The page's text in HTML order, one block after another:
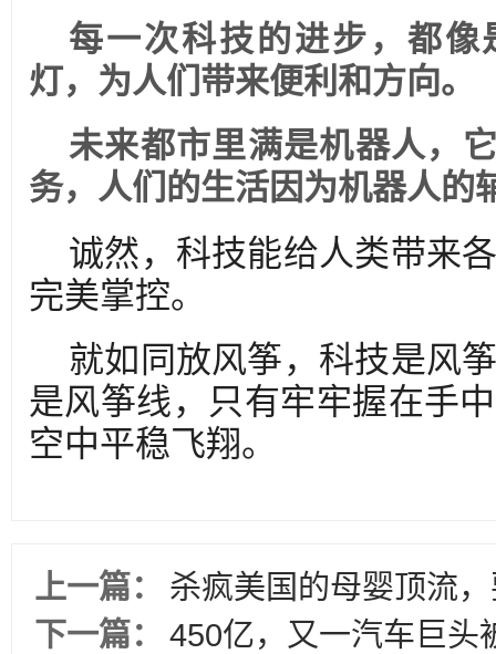
每一次科技的进步，都
灯，为人们带来便利和方向。
未来都市里满是机器人，
务，人们的生活因为机器人的
诚然，科技能给人类带来
完美掌控。
就如同放风筝，科技是风
是风筝线，只有牢牢握在手
空中平稳飞翔。
上一篇：
杀疯美国的母婴顶流
下一篇：
450亿，又一汽车巨头